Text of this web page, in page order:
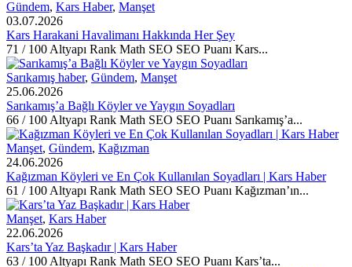
Gündem, Kars Haber, Manşet
03.07.2026
Kars Harakani Havalimanı Hakkında Her Şey
71 / 100 Altyapı Rank Math SEO SEO Puanı Kars...
Sarıkamış haber, Gündem, Manşet
25.06.2026
Sarıkamış’a Bağlı Köyler ve Yaygın Soyadları
66 / 100 Altyapı Rank Math SEO SEO Puanı Sarıkamış’a...
Manşet, Gündem, Kağızman
24.06.2026
Kağızman Köyleri ve En Çok Kullanılan Soyadları | Kars Haber
61 / 100 Altyapı Rank Math SEO SEO Puanı Kağızman’ın...
Manşet, Kars Haber
22.06.2026
Kars’ta Yaz Başkadır | Kars Haber
63 / 100 Altyapı Rank Math SEO SEO Puanı Kars’ta...